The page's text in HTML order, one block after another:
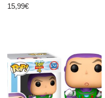
15,99€